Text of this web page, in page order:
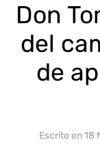
Don
del
de
Escrito en18